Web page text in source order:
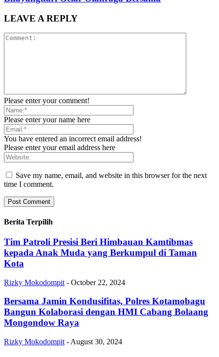
LEAVE A REPLY
Please enter your comment!
Please enter your name here
You have entered an incorrect email address!
Please enter your email address here
Save my name, email, and website in this browser for the next
time I comment.
Berita Terpilih
Tim Patroli Presisi Beri Himbauan Kamtibmas
kepada Anak Muda yang Berkumpul di Taman
Kota
Rizky Mokodompit - October 22, 2024
Bersama Jamin Kondusifitas, Polres Kotamobagu
Bangun Kolaborasi dengan HMI Cabang Bolaang
Mongondow Raya
Rizky Mokodompit - August 30, 2024